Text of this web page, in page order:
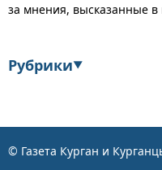
за мнения, высказанные в
Рубрики▼
© Газета Курган и